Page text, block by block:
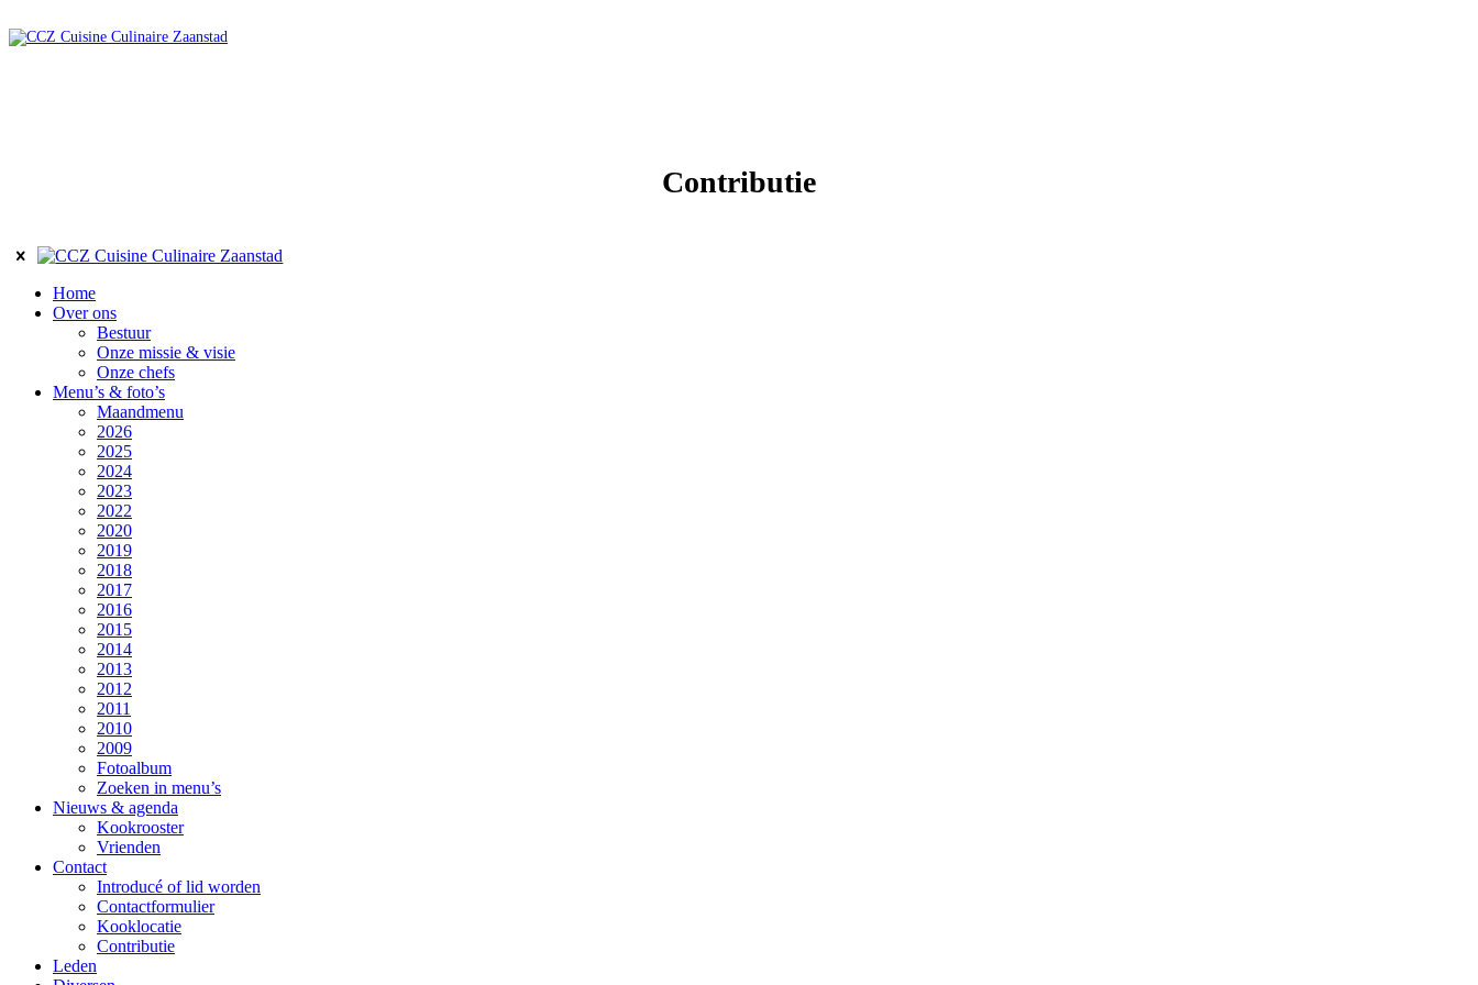
Contributie
Home
Over ons
Bestuur
Onze missie & visie
Onze chefs
Menu’s & foto’s
Maandmenu
2026
2025
2024
2023
2022
2020
2019
2018
2017
2016
2015
2014
2013
2012
2011
2010
2009
Fotoalbum
Zoeken in menu’s
Nieuws & agenda
Kookrooster
Vrienden
Contact
Introducé of lid worden
Contactformulier
Kooklocatie
Contributie
Leden